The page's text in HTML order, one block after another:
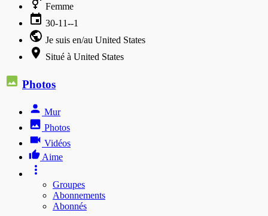
Femme
30-11--1
Je suis en/au United States
Situé à United States
Photos
Mur
Photos
Vidéos
Aime
Groupes
Abonnements
Abonnés